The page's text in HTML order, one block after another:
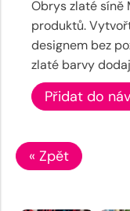
Obrys zlaté síně
produktů.
designem bez
zlaté barvy
Přidat do
« Zpět